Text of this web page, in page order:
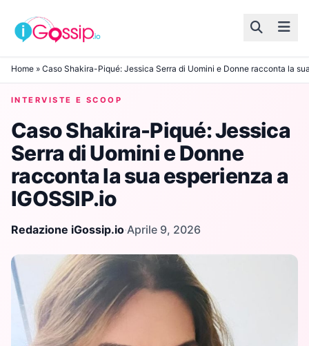
Skip to content
Home » Caso Shakira-Piqué: Jessica Serra di Uomini e Donne racconta la
INTERVISTE E SCOOP
Caso Shakira-Piqué: Jessica
Serra di Uomini e Donne
racconta la sua esperienza a
IGOSSIP.io
Redazione iGossip.io·Aprile 9, 2026